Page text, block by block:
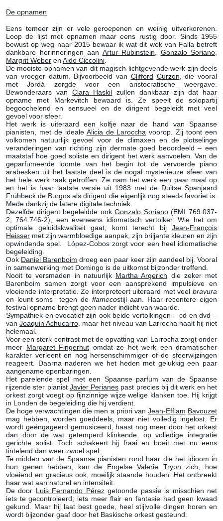
De opnamen
Eens temeer zijn er vele geroepenen en weinig uitverkorenen.
Loop de lijst met opnamen maar eens rustig door. Sinds 1955
bewust op weg naar 2015 bewaar ik wat dit wek van Falla betreft
dankbare herinneringen aan Artur Rubinstein Gonzalo Soriano
Margrit Weber en Aldo Ciccolini
De mooiste opnamen van dit magisch lichtgevende werk zijn deels
van vroeger datum. Bijvoorbeeld van Clifford Curzon , die vooral
met Jordá zorgde voor een aristocratische weergave.
Bewonderaars van Clara Haskil zullen dankbaar zijn dat haar
opname met Markevitch bewaard is. Ze speelt de solopartij
begoochelend en sensueel en de dirigent begeleidt met veel
gevoel voor sfeer.
Het werk is uiteraard een kolfje naar de hand van Spaanse
pianisten, met de ideale Alicia de Laroccha voorop. Zij toont een
volkomen natuurlijk gevoel voor de climaxen en de plotselinge
veranderingen van richting zijn dermate goed beoordeeld – een
maatstaf hoe goed soliste en dirigent het werk aanvoelen. Van de
geparfumeerde loomte van het begin tot de vervoerde piano
arabesken uit het laatste deel is de nogal mysterieuze sfeer van
het hele werk raak getroffen. Ze nam het werk een paar maal op
en het is haar laatste versie uit 1983 met de Duitse Spanjaard
Frühbeck de Burgos als dirigent die eigenlijk nog steeds favoriet is.
Mede dankzij de latere digitale techniek.
Dezelfde dirigent begeleidde ookGonzalo Soriano(EMI 769.037-
2, 764.746-2), een eveneens idiomatisch vertolker. Wie het om
optimale geluidskwaliteit gaat, komt terecht bij Jean-François
Heisser met zijn warmbloedige aanpak, zijn briljante kleuren en zijn
opwindende spel. López-Cobos zorgt voor een heel idiomatische
begeleiding.
Ook Daniel Barenboim droeg een paar keer zijn aandeel bij. Vooral
in samenwerking met Domingo is de uitkomst bijzonder treffend.
Nooit te versmaden in natuurlijk Martha Argerich die zeker met
Barenboim samen zorgt voor een aansprekend impulsieve en
vloeiende interpretatie. Ze interpreteert uiteraard met veel bravura
en leunt soms tegen de flamecostijl aan. Haar recentere eigen
festival opname brengt geen nader indicht van waarde.
Sympathiek en evocatief zijn ook beide vertolkingen – cd en dvd –
van Joaquin Achucarro , maar het niveau van Larrocha haalt hij niet
helemaal.
Voor een sterk contrast met de opvatting van Larrocha zorgt onder
meer Margaret Fingerhut omdat ze het werk een dramatischer
karakter verleent en nog hersenschimmiger of de sfeerwijzingen
reageert. Daarna naderen we het heden met gelukkig een paar
aangename openbaringen.
Het parelende spel met een Spaanse parfum van de Spaanse
rijzende ster pianist Javier Perianes past precies bij dit werk en het
orkest zorgt voegt op fijnzinnige wijze welige klanken toe. Hij krijgt
in Londen de begeleiding die hij verdient.
De hoge verwachtingen die men a priori van Jean-Efflam Bavouzet
mag hebben, worden goeddeels, maar niet volledig ingelost. Er
wordt geëngageerd gemusiceerd, haast nog meer door het orkest
dan door de wat getemperd klinkende, op volledige integratie
gerichte solist. Toch schakeert hij fraai en boeit met nu eens
tintelend dan weer zwoel spel.
Te midden van de Spaanse pianisten rond haar die het idioom in
hun genen hebben, kan de EngelseValerie Tryon zich, hoe
vloeiend en gracieus ook, moeilijk staande houden. Het ontbreekt
haar wat aan naturel en intensiteit.
De door Luis Fernando Pérezgetoonde passie is misschien net
iets te gecontroleerd; iets meer flair en fantasie had geen kwaad
gekund. Maar hij laat best goede, heel stijlvolle dingen horen en
wordt bijzonder gaaf door het Baskische orkest gesteund.